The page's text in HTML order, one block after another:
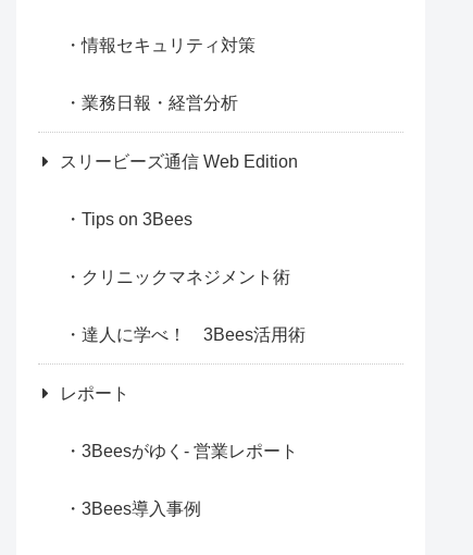
情報セキュリティ対策
業務日報・経営分析
スリービーズ通信 Web Edition
Tips on 3Bees
クリニックマネジメント術
達人に学べ！ 3Bees活用術
レポート
3Beesがゆく- 営業レポート
3Bees導入事例